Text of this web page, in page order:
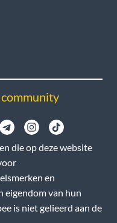
die op deze website
en
eigendom van hun
is niet gelieerd aan de